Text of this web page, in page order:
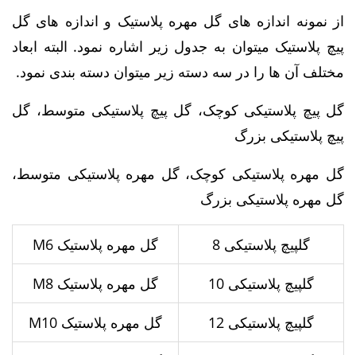
از نمونه اندازه های گل مهره پلاستیک و اندازه های گل
پیچ پلاستیک میتوان به جدول زیر اشاره نمود. البته ابعاد
مختلف آن ها را در سه دسته زیر میتوان دسته بندی نمود.
گل پیچ پلاستیکی کوچک، گل پیچ پلاستیکی متوسط، گل
پیچ پلاستیکی بزرگ
گل مهره پلاستیکی کوچک، گل مهره پلاستیکی متوسط،
گل مهره پلاستیکی بزرگ
گلپیچ پلاستیکی 8 گل مهره پلاستیک M6
گلپیچ پلاستیکی 10 گل مهره پلاستیک M8
گلپیچ پلاستیکی 12 گل مهره پلاستیک M10